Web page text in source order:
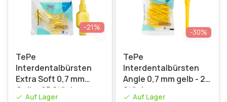
-21%
TePe
Interdentalbürsten
Extra Soft 0,7 mm
Gelb - 25 Stück
Auf Lager
-30%
TePe
Interdentalbürsten
Angle 0,7 mm gelb - 25
Stück
Auf Lager